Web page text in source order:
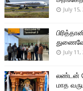
July 15,
July 11,
லண்டன்
மாத